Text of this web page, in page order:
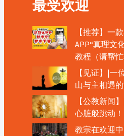
最受欢迎
【推荐】一
APP“真理文
教程（请帮忙
【见证】|一
山与主相遇
【公教新闻
心脏般跳动！
教宗在欢迎